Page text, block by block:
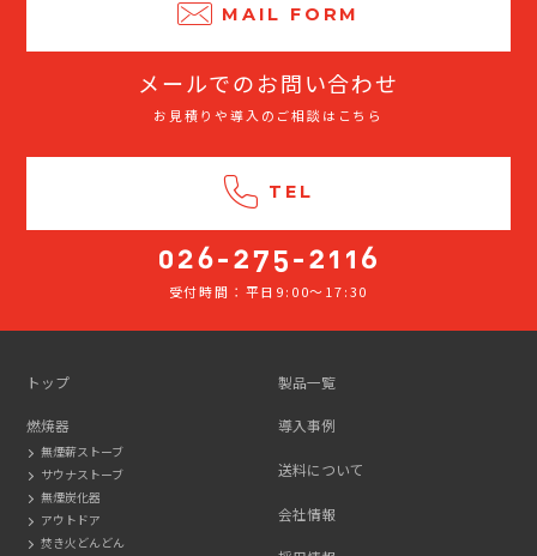
MAIL FORM
メールでのお問い合わせ
お見積りや導入のご相談はこちら
TEL
受付時間：平日9:00～17:30
トップ
燃焼器
無煙薪ストーブ
サウナストーブ
無煙炭化器
アウトドア
焚き火どんどん
製品一覧
導入事例
送料について
会社情報